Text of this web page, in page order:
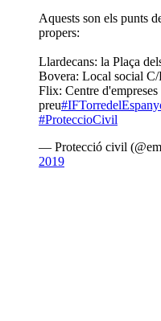
Aquests son els punts
propers:
Llardecans: la Plaça
Bovera: Local social
Flix: Centre
preu
#ProteccioCivil
— Protecció civil
2019